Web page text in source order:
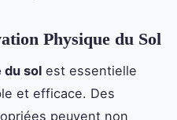
Physique du Sol
du sol est essentielle
et efficace. Des
peuvent non